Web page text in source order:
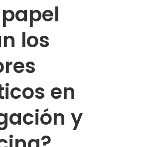
los
en
y